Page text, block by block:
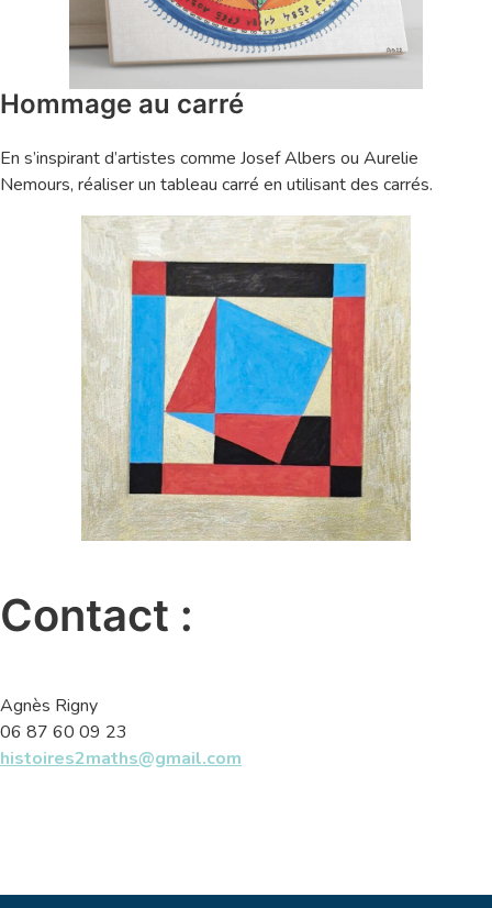
Hommage au carré
En s’inspirant d’artistes comme Josef Albers ou Aurelie
Nemours, réaliser un tableau carré en utilisant des carrés.
Contact :
Agnès Rigny
06 87 60 09 23
histoires2maths@gmail.com